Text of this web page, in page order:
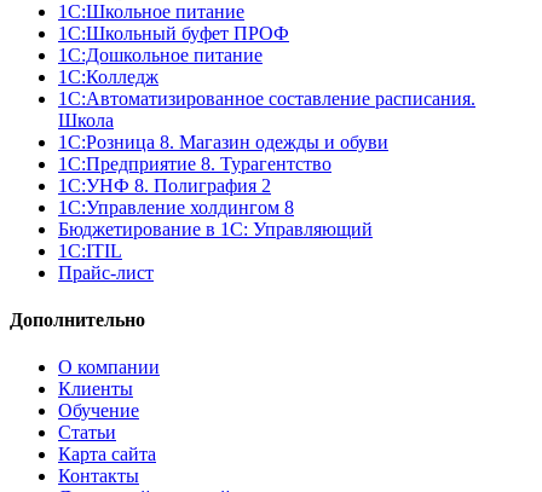
1С:Школьное питание
1С:Школьный буфет ПРОФ
1C:Дошкольное питание
1С:Колледж
1С:Автоматизированное составление расписания.
Школа
1С:Розница 8. Магазин одежды и обуви
1С:Предприятие 8. Турагентство
1С:УНФ 8. Полиграфия 2
1С:Управление холдингом 8
Бюджетирование в 1С: Управляющий
1С:ITIL
Прайс-лист
Дополнительно
О компании
Клиенты
Обучение
Статьи
Карта сайта
Контакты